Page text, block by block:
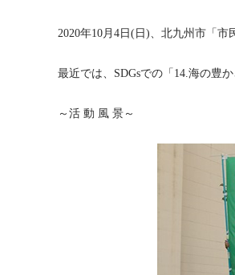
2020年10月4日(日)、北九州市「
最近では、SDGsでの「14.海の豊
～活 動 風 景～